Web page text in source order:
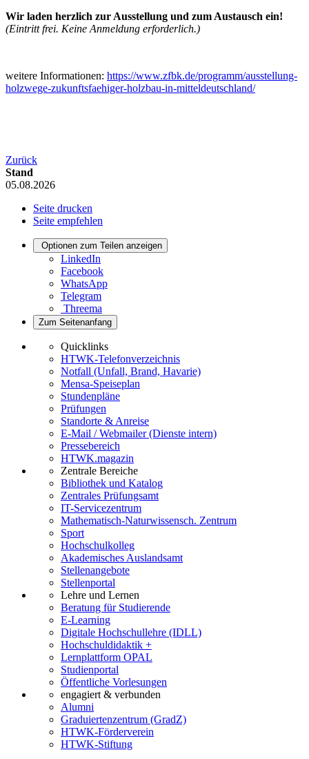
Wir laden herzlich zur Ausstellung und zum Austausch ein!
(Eintritt frei. Keine Anmeldung erforderlich.)
weitere Informationen: https://www.zfbk.de/programm/ausstellung-
holzwege-zukunftsfaehiger-holzbau-in-mitteldeutschland/
Zurück
Stand
05.08.2026
Seite drucken
Seite empfehlen
Optionen zum Teilen anzeigen
LinkedIn
Facebook
WhatsApp
Telegram
Threema
Zum Seitenanfang
Quicklinks
HTWK-Telefonverzeichnis
Notfall (Unfall, Brand, Havarie)
Mensa-Speiseplan
Stundenpläne
Prüfungen
Standorte & Anreise
E-Mail / Webmailer (Dienste intern)
Pressebereich
HTWK.magazin
Zentrale Bereiche
Bibliothek und Katalog
Zentrales Prüfungsamt
IT-Servicezentrum
Mathematisch-Naturwissensch. Zentrum
Sport
Hochschulkolleg
Akademisches Auslandsamt
Stellenangebote
Stellenportal
Lehre und Lernen
Beratung für Studierende
E-Learning
Digitale Hochschullehre (IDLL)
Hochschuldidaktik +
Lernplattform OPAL
Studienportal
Öffentliche Vorlesungen
engagiert & verbunden
Alumni
Graduiertenzentrum (GradZ)
HTWK-Förderverein
HTWK-Stiftung